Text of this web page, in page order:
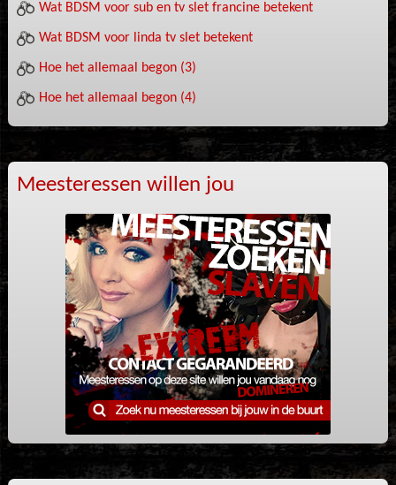
Wat BDSM voor sub en tv slet francine betekent
Wat BDSM voor linda tv slet betekent
Hoe het allemaal begon (3)
Hoe het allemaal begon (4)
Meesteressen willen jou